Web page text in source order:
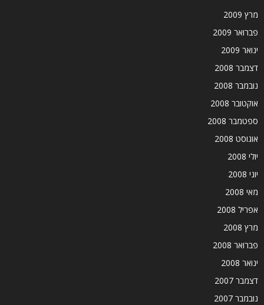
מרץ 2009
פברואר 2009
ינואר 2009
דצמבר 2008
נובמבר 2008
אוקטובר 2008
ספטמבר 2008
אוגוסט 2008
יולי 2008
יוני 2008
מאי 2008
אפריל 2008
מרץ 2008
פברואר 2008
ינואר 2008
דצמבר 2007
נובמבר 2007